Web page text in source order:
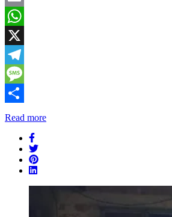
Email
WhatsApp
X
Telegram
Message
Share
Read more